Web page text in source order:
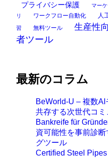
プライバシー保護 マー
リ
ワークフロー自動化 人
習 無料ツール 生産性
者ツール
最新のコラム
BeWorld-U – 複数
共存する次世代コミ
Bankreife für
資可能性を事前診
グツール
Certified Steel